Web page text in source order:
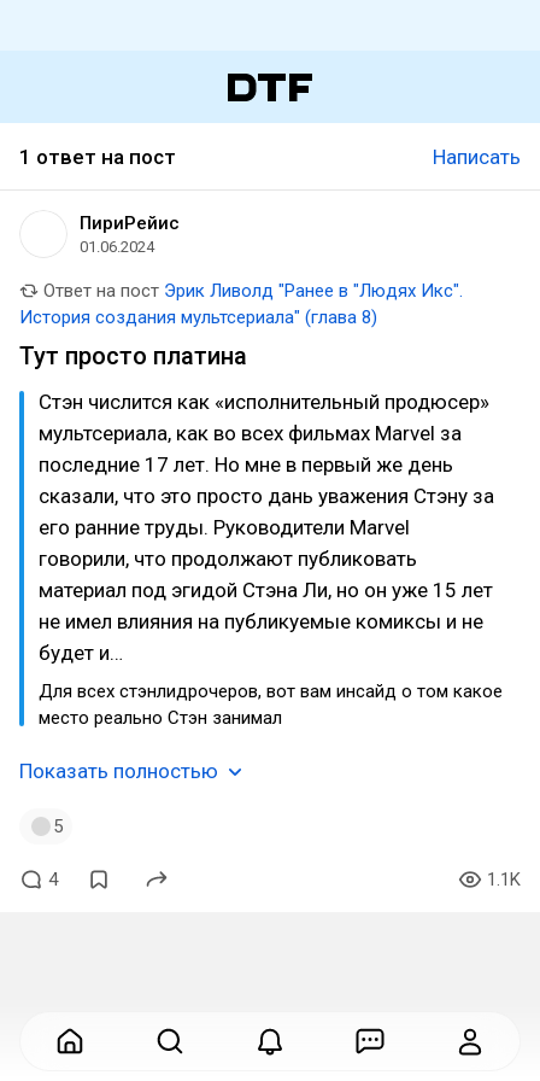
1 ответ на пост Написать
ПириРейис
01.06.2024
Ответ на пост Эрик Ливолд "Ранее в "Людях Икс".
История создания мультсериала" (глава 8)
Тут просто платина
Стэн числится как «исполнительный продюсер»
мультсериала, как во всех фильмах Marvel за
последние 17 лет. Но мне в первый же день
сказали, что это просто дань уважения Стэну за
его ранние труды. Руководители Marvel
говорили, что продолжают публиковать
материал под эгидой Стэна Ли, но он уже 15 лет
не имел влияния на публикуемые комиксы и не
будет и…
Для всех стэнлидрочеров, вот вам инсайд о том какое
место реально Стэн занимал
Показать полностью
5
4 1.1K